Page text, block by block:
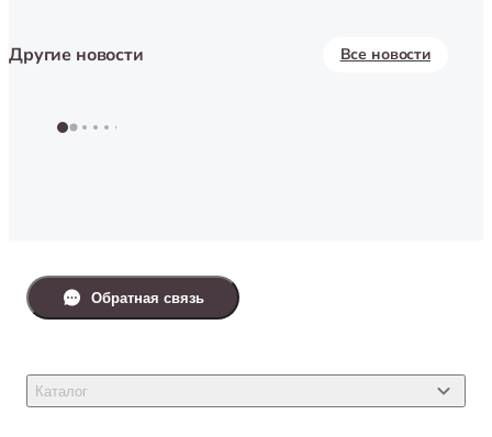
Другие новости Все новости
5 июля
для собак
Праздничное
Каталог
Обратная связь